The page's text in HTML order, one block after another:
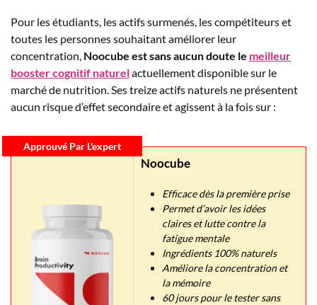
Pour les étudiants, les actifs surmenés, les compétiteurs et
toutes les personnes souhaitant améliorer leur
concentration, Noocube est sans aucun doute le meilleur
booster cognitif naturelactuellement disponible sur le
marché de nutrition. Ses treize actifs naturels ne présentent
aucun risque d’effet secondaire et agissent à la fois sur :
Approuvé Par L'expert
Noocube
Efficace dès la première prise
Permet d’avoir les idées
claires et lutte contre la
fatigue mentale
Ingrédients 100% naturels
Améliore la concentration et
la mémoire
60 jours pour le tester sans